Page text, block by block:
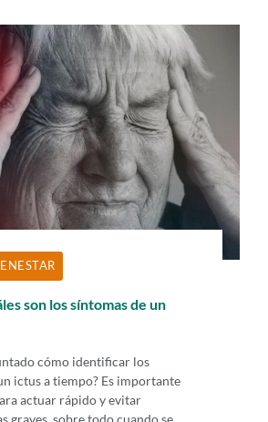
son los síntomas de un
cómo identificar los
ictus a tiempo? Es importante
actuar rápido y evitar
graves, sobre todo cuando se